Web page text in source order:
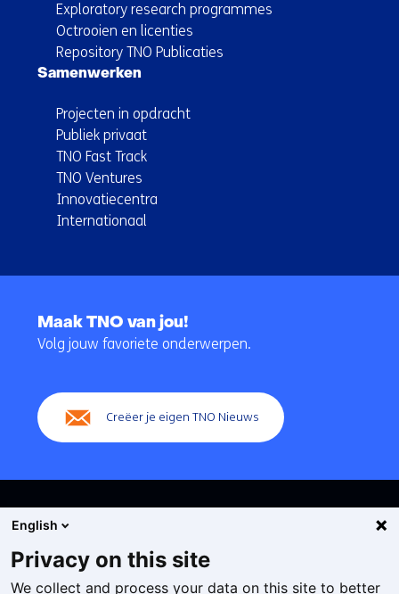
Exploratory research programmes
Octrooien en licenties
Repository TNO Publicaties
Samenwerken
Projecten in opdracht
Publiek privaat
TNO Fast Track
TNO Ventures
Innovatiecentra
Internationaal
navigatie
Maak TNO van jou!
Volg jouw favoriete onderwerpen.
Creëer je eigen TNO Nieuws
Cookies
English
Privacy on this site
We collect and process your data on this site to better